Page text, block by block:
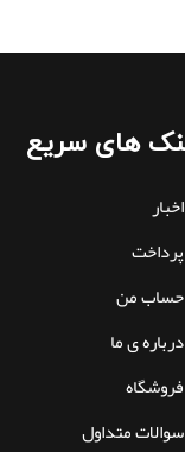
های سریع
اخبار
پرداخت
حساب من
درباره ی ما
فروشگاه
سوالات متداول